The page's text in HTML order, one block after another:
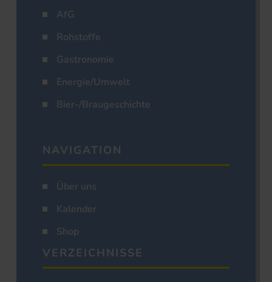
AfG
Rohstoffe
Gastronomie
Energie/Umwelt
Bier-/Braugeschichte
NAVIGATION
Über uns
Kalender
Shop
VERZEICHNISSE